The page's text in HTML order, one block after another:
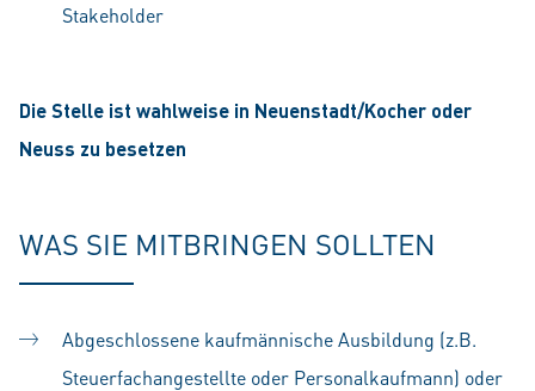
Stakeholder
Die Stelle ist wahlweise in Neuenstadt/Kocher oder
Neuss zu besetzen
WAS SIE MITBRINGEN SOLLTEN
Abgeschlossene kaufmännische Ausbildung (z.B.
Steuerfachangestellte oder Personalkaufmann) oder